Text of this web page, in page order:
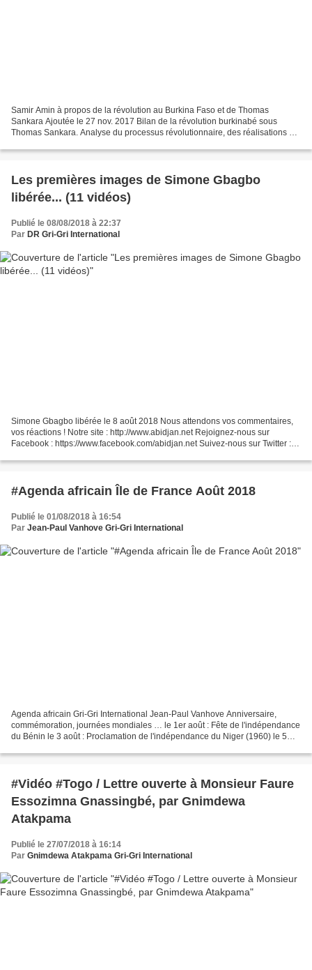
Samir Amin à propos de la révolution au Burkina Faso et de Thomas
Sankara Ajoutée le 27 nov. 2017 Bilan de la révolution burkinabé sous
Thomas Sankara. Analyse du processus révolutionnaire, des réalisations et
Les premières images de Simone Gbagbo
libérée... (11 vidéos)
Publié le 08/08/2018 à 22:37
Par DR Gri-Gri International
Simone Gbagbo libérée le 8 août 2018 Nous attendons vos commentaires,
vos réactions ! Notre site : http://www.abidjan.net Rejoignez-nous sur
Facebook : https://www.facebook.com/abidjan.net Suivez-nous sur Twitter :
#Agenda africain Île de France Août 2018
Publié le 01/08/2018 à 16:54
Par Jean-Paul Vanhove Gri-Gri International
Agenda africain Gri-Gri International Jean-Paul Vanhove Anniversaire,
commémoration, journées mondiales … le 1er août : Fête de l'indépendance
du Bénin le 3 août : Proclamation de l'indépendance du Niger (1960) le 5
#Vidéo #Togo / Lettre ouverte à Monsieur Faure
Essozimna Gnassingbé, par Gnimdewa
Atakpama
Publié le 27/07/2018 à 16:14
Par Gnimdewa Atakpama Gri-Gri International